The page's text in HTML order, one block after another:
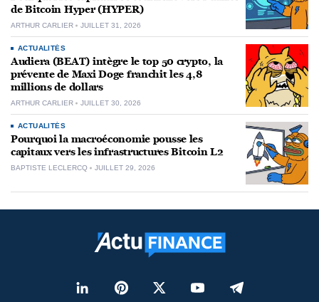
de Bitcoin Hyper (HYPER)
ARTHUR CARLIER JUILLET 31, 2026
ACTUALITÉS
Audiera (BEAT) intègre le top 50 crypto, la
prévente de Maxi Doge franchit les 4,8
millions de dollars
ARTHUR CARLIER JUILLET 30, 2026
ACTUALITÉS
Pourquoi la macroéconomie pousse les
capitaux vers les infrastructures Bitcoin L2
BAPTISTE LECLERCQ JUILLET 29, 2026